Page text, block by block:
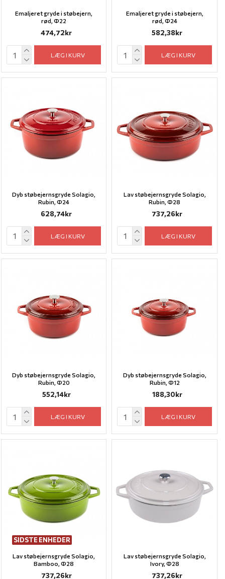
Emaljeret gryde i støbejern,
rød, Ф22
474,72kr
LÆG I KURV
Emaljeret gryde i støbejern,
rød, Ф24
582,38kr
LÆG I KURV
Dyb støbejernsgryde Solagio,
Rubin, Ф24
628,74kr
LÆG I KURV
Lav støbejernsgryde Solagio,
Rubin, Ф28
737,26kr
LÆG I KURV
Dyb støbejernsgryde Solagio,
Rubin, Ф20
552,14kr
LÆG I KURV
Dyb støbejernsgryde Solagio,
Rubin, Ф12
188,30kr
LÆG I KURV
SIDSTE ENHEDER
Lav støbejernsgryde Solagio,
Bamboo, Ф28
737,26kr
Lav støbejernsgryde Solagio,
Ivory, Ф28
737,26kr